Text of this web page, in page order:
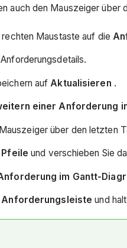
auch den Mauszeiger über
Maustaste auf die
aufAktualisieren .
einer Anforderung
über den letzten
Pfeile und verschieben Sie
im Gantt-
Anforderungsleiste und